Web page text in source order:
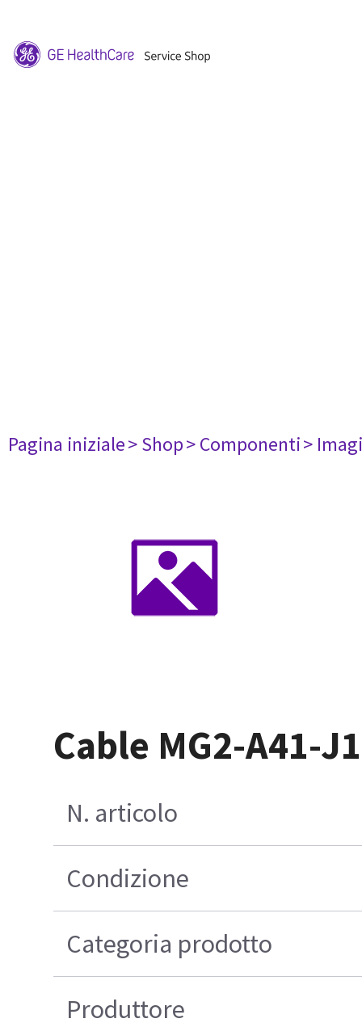
Pagina iniziale> Shop> Componenti>
Cable MG2-A41-
N. articolo
Condizione
Categoria prodotto
Produttore